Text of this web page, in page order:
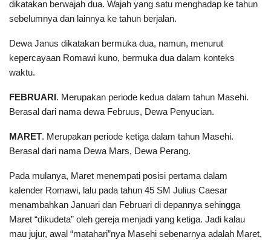
dikatakan berwajah dua. Wajah yang satu menghadap ke tahun
sebelumnya dan lainnya ke tahun berjalan.
Dewa Janus dikatakan bermuka dua, namun, menurut
kepercayaan Romawi kuno, bermuka dua dalam konteks
waktu.
FEBRUARI. Merupakan periode kedua dalam tahun Masehi.
Berasal dari nama dewa Februus, Dewa Penyucian.
MARET. Merupakan periode ketiga dalam tahun Masehi.
Berasal dari nama Dewa Mars, Dewa Perang.
Pada mulanya, Maret menempati posisi pertama dalam
kalender Romawi, lalu pada tahun 45 SM Julius Caesar
menambahkan Januari dan Februari di depannya sehingga
Maret “dikudeta” oleh gereja menjadi yang ketiga. Jadi kalau
mau jujur, awal “matahari”nya Masehi sebenarnya adalah Maret,